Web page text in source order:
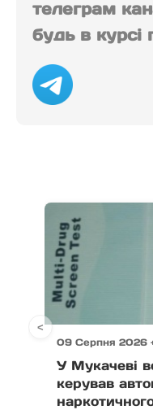
телеграм
будь в курсі
09 Серпня 2026
У Мукачеві
керував
<